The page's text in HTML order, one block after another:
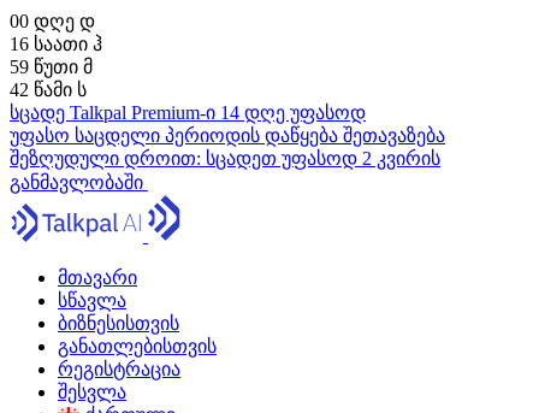
00 დღე დ
16 საათი ჰ
59 წუთი მ
41 წამი ს
სცადე Talkpal Premium-ი 14 დღე უფასოდ
უფასო საცდელი პერიოდის დაწყება შეთავაზება
შეზღუდული დროით: სცადეთ უფასოდ 2 კვირის
განმავლობაში
მთავარი
სწავლა
ბიზნესისთვის
განათლებისთვის
რეგისტრაცია
შესვლა